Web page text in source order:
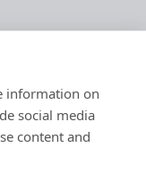
information on
social media
content and